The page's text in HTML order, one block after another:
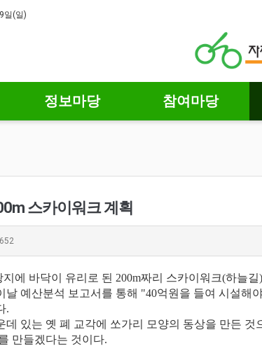
일(일)
정보마당 참여마당
스카이워크 계획
에 바닥이 유리로 된 200m짜리 스카이워크(하늘
날 예산분석 보고서를 통해 "40억원을 들여 시설해
.
데 있는 옛 폐 교각에 쏘가리 모양의 동상을 만든
만들겠다는 것이다.